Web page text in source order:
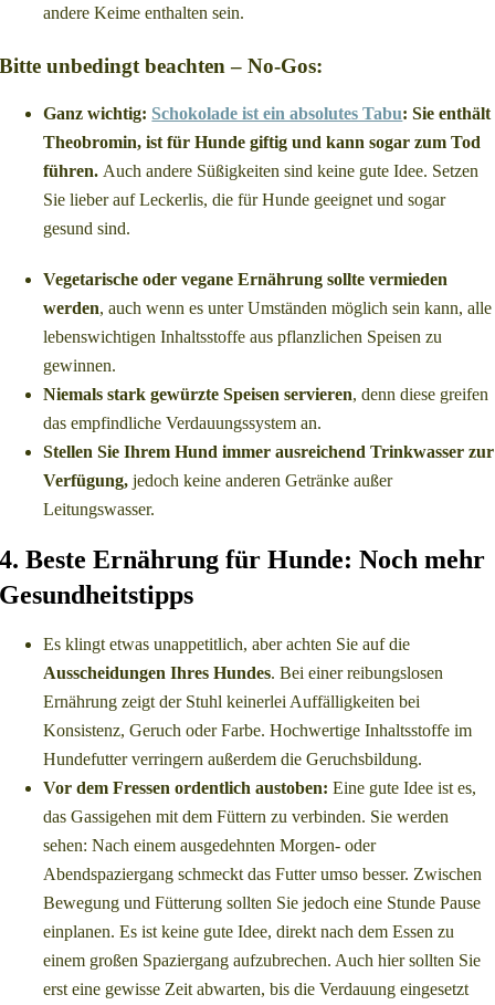
andere Keime enthalten sein.
Bitte unbedingt beachten – No-Gos:
Ganz wichtig: Schokolade ist ein absolutes Tabu: Sie enthält
Theobromin, ist für Hunde giftig und kann sogar zum Tod
führen. Auch andere Süßigkeiten sind keine gute Idee. Setzen
Sie lieber auf Leckerlis, die für Hunde geeignet und sogar
gesund sind.
Vegetarische oder vegane Ernährung sollte vermieden
werden, auch wenn es unter Umständen möglich sein kann, alle
lebenswichtigen Inhaltsstoffe aus pflanzlichen Speisen zu
gewinnen.
Niemals stark gewürzte Speisen servieren, denn diese greifen
das empfindliche Verdauungssystem an.
Stellen Sie Ihrem Hund immer ausreichend Trinkwasser zur
Verfügung,jedoch keine anderen Getränke außer
Leitungswasser.
4. Beste Ernährung für Hunde: Noch mehr
Gesundheitstipps
Es klingt etwas unappetitlich, aber achten Sie auf die
Ausscheidungen Ihres Hundes. Bei einer reibungslosen
Ernährung zeigt der Stuhl keinerlei Auffälligkeiten bei
Konsistenz, Geruch oder Farbe. Hochwertige Inhaltsstoffe im
Hundefutter verringern außerdem die Geruchsbildung.
Vor dem Fressen ordentlich austoben:Eine gute Idee ist es,
das Gassigehen mit dem Füttern zu verbinden. Sie werden
sehen: Nach einem ausgedehnten Morgen- oder
Abendspaziergang schmeckt das Futter umso besser. Zwischen
Bewegung und Fütterung sollten Sie jedoch eine Stunde Pause
einplanen. Es ist keine gute Idee, direkt nach dem Essen zu
einem großen Spaziergang aufzubrechen. Auch hier sollten Sie
erst eine gewisse Zeit abwarten, bis die Verdauung eingesetzt